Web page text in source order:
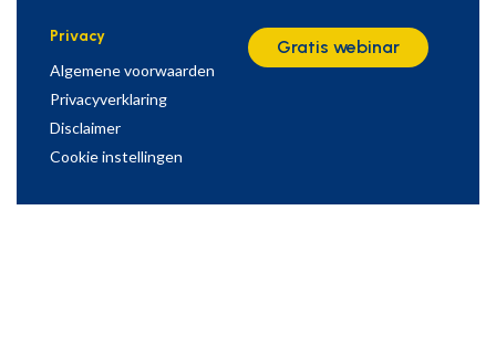
Privacy
Algemene voorwaarden
Privacyverklaring
Disclaimer
Cookie instellingen
Gratis webinar